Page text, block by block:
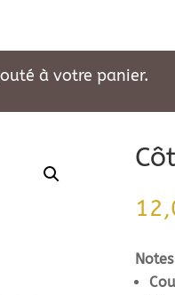
à votre panier.